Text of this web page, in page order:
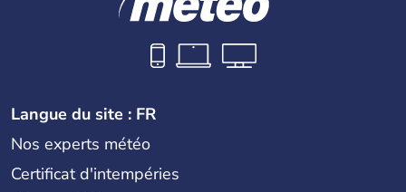
Langue du site : FR
Nos experts météo
Certificat d'intempéries